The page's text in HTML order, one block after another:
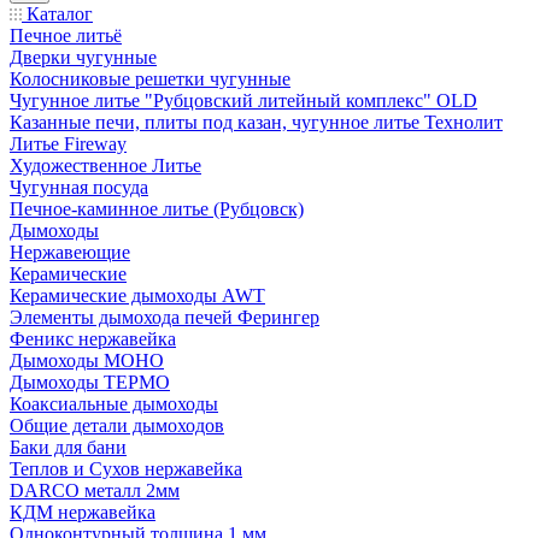
Каталог
Печное литьё
Дверки чугунные
Колосниковые решетки чугунные
Чугунное литье "Рубцовский литейный комплекс" OLD
Казанные печи, плиты под казан, чугунное литье Технолит
Литье Fireway
Художественное Литье
Чугунная посуда
Печное-каминное литье (Рубцовск)
Дымоходы
Нержавеющие
Керамические
Керамические дымоходы AWT
Элементы дымохода печей Ферингер
Феникс нержавейка
Дымоходы МОНО
Дымоходы ТЕРМО
Коаксиальные дымоходы
Общие детали дымоходов
Баки для бани
Теплов и Сухов нержавейка
DARCO металл 2мм
КДМ нержавейка
Одноконтурный толщина 1 мм